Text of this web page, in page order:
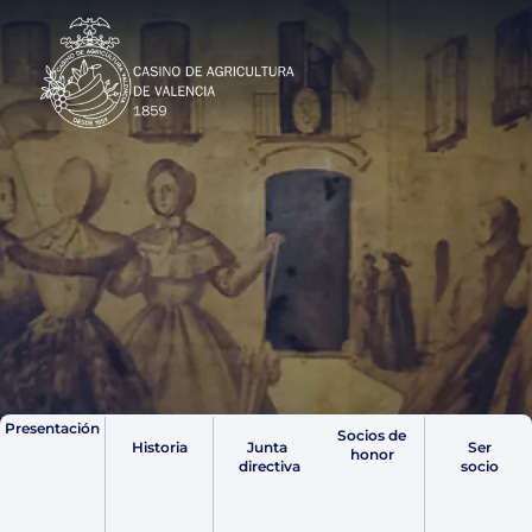
al
contenido
Presentación
Historia
Junta
directiva
Socios de
honor
Ser
socio